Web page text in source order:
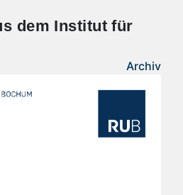
dem Institut für
Archiv